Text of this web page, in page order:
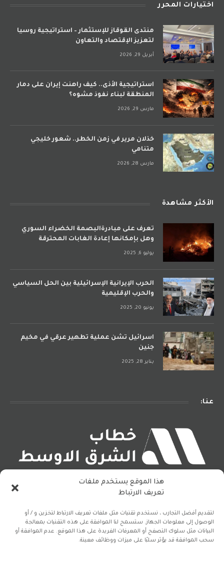
هذا الموقع يستخدم ملفات
تعريف الارتباط
لتقديم أفضل التجارب ، نستخدم تقنيات مثل ملفات تعريف الارتباط لتخزين و / أو
الوصول إلى معلومات الجهاز. ستسمح لنا الموافقة على هذه التقنيات بمعالجة
البيانات مثل سلوك التصفح أو المعرفات الفريدة على هذا الموقع. عدم الموافقة أو
سحب الموافقة قد يؤثر سلبًا على ميزات ووظائف معينة.
اختيارات المحرر
منتدى القوقاز للإستثمار – استراتيجية روسيا
لتعزيز الإقتصاد والتعاون
أبريل 29, 2026
استراتيجية الأذى.. كيف راهنت إيران على دمار
المنطقة لبناء نفوذ مشوه؟
مارس 29, 2026
خذلان مرير في زمن الخطر.. شعور خليجي
متنامي
مارس 28, 2026
الأكثر مشاهدة
تعرف على مبادرةالبصمة الخضراء السوري
وهل بإمكانها إعادة الغابات المحترقة
يوليو 6, 2025
الحرب الإيرانية الإسرائيلية بين الحل السياسي
والحرب الإقليمية
يونيو 20, 2025
اسرائيل تشن عملية تطهير عرقي في مخيم
جنين
يناير 28, 2025
عنا:
خطاب الشرق الأوسط موقع إلكتروني سياسي الاقتصادي معني بأخر
الأحداث والتطورات في منطقة الشرق الأوسط بشكل خاص والعالم
يقدمها باللغتين العربية والإنكليزية.
فيسبوك الانستغرام